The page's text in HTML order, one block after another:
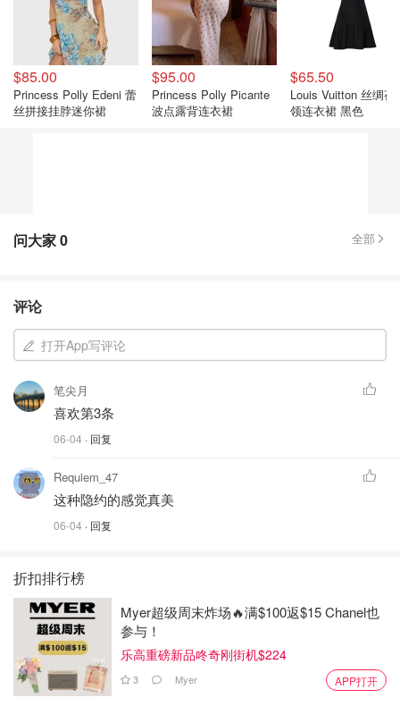
$85.00
Princess Polly Edeni 蕾
丝拼接挂脖迷你裙
$95.00
Princess Polly Picante
波点露背连衣裙
$65.50
Louis Vuitton 丝绸荷
领连衣裙 黑色
问大家0 全部
评论
打开App写评论
笔尖月
喜欢第3条
06-04 · 回复
Requiem_47
这种隐约的感觉真美
06-04 · 回复
折扣排行榜
Myer超级周末炸场🔥满$100返$15 Chanel也
参与！
乐高重磅新品咚奇刚街机$224
3 Myer APP打开